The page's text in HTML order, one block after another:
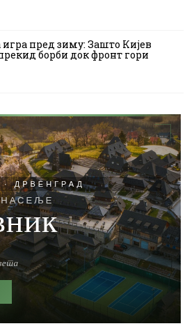
пред зиму: Зашто Кијев
борби док фронт гори